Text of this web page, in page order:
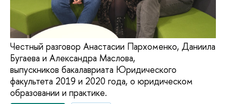
Честный разговор Анастасии Пархоменко, Даниила
Бугаева и Александра Маслова,
выпускников бакалавриата Юридического
факультета 2019 и 2020 года, о юридическом
образовании и практике.